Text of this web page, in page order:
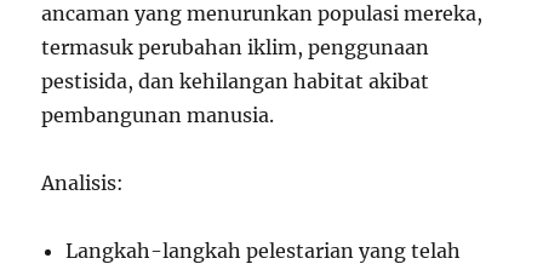
ancaman yang menurunkan populasi mereka,
termasuk perubahan iklim, penggunaan
pestisida, dan kehilangan habitat akibat
pembangunan manusia.
Analisis:
Langkah-langkah pelestarian yang telah